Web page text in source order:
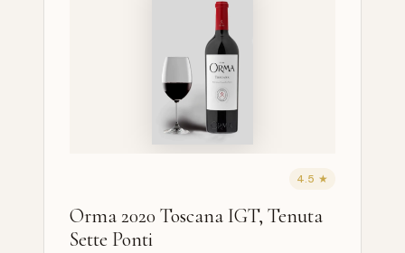
4.5 ★
Orma 2020 Toscana IGT, Tenuta
Sette Ponti